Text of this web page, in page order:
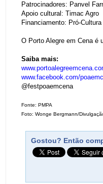
Patrocinadores: Panvel
Apoio cultural: Timac Agro
Financiamento: Pró-
O Porto Alegre em Cena é
Saiba mais:
www.facebook.com/
@festpoaemcena
Fonte: PMPA
Foto: Wonge Bergmann/
Gostou? Então